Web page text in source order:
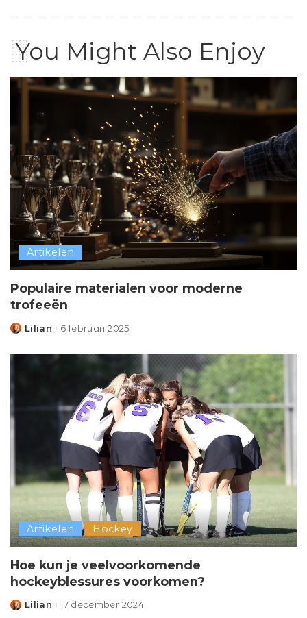
You Might Also Enjoy
Artikelen
Populaire materialen voor moderne
trofeeën
Posted
Lilian 6 februari 2025
Artikelen Hockey
Hoe kun je veelvoorkomende
hockeyblessures voorkomen?
Posted
Lilian 17 december 2024